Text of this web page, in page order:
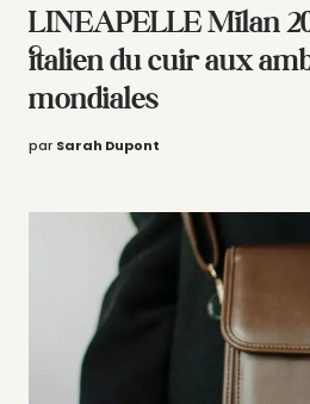
LINEAPELLE Milan
italien du cuir aux
mondiales
par Sarah Dupont